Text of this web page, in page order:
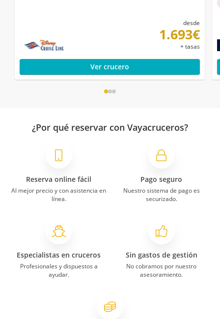
desde
1.693€
+ tasas
Ver crucero
¿Por qué reservar con Vayacruceros?
Reserva online fácil
Al mejor precio y con asistencia en
línea.
Pago seguro
Nuestro sistema de pago es
securizado.
Especialistas en cruceros
Profesionales y dispuestos a
ayudar.
Sin gastos de gestión
No cobramos por nuestro
asesoramiento.